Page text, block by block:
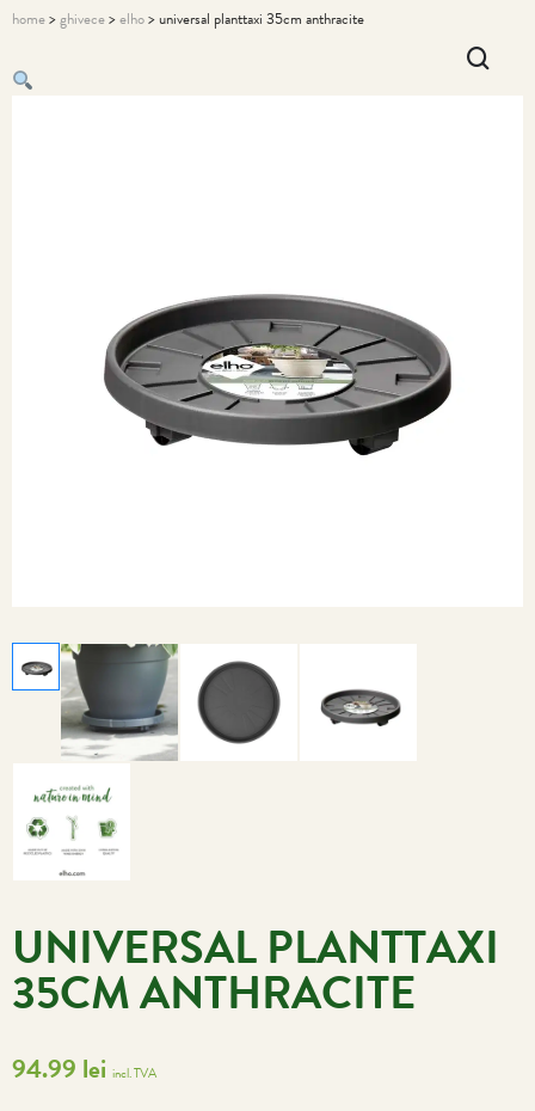
home>ghivece>elho> universal planttaxi 35cm anthracite
UNIVERSAL PLANTTAXI
35CM ANTHRACITE
94.99 lei incl. TVA